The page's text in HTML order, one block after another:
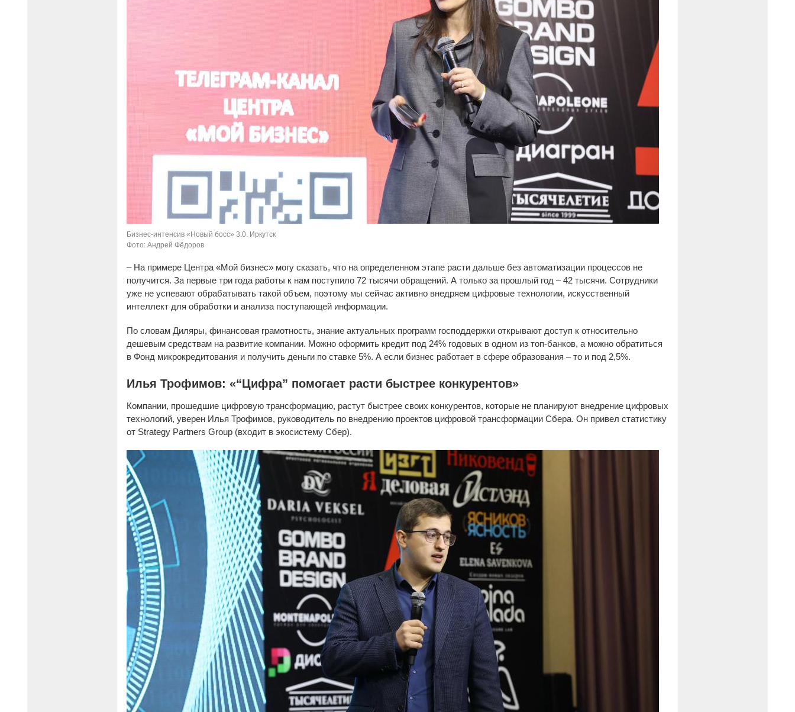
Бизнес-интенсив «Новый босс» 3.0. Иркутск
Фото: Андрей Фёдоров
– На примере Центра «Мой бизнес» могу сказать, что на определенном этапе расти дальше без автоматизации процессов не
получится. За первые три года работы к нам поступило 72 тысячи обращений. А только за прошлый год – 42 тысячи. Сотрудники
уже не успевают обрабатывать такой объем, поэтому мы сейчас активно внедряем цифровые технологии, искусственный
интеллект для обработки и анализа поступающей информации.
По словам Диляры, финансовая грамотность, знание актуальных программ господдержки открывают доступ к относительно
дешевым средствам на развитие компании. Можно оформить кредит под 24% годовых в одном из топ-банков, а можно обратиться
в Фонд микрокредитования и получить деньги по ставке 5%. А если бизнес работает в сфере образования – то и под 2,5%.
Илья Трофимов: «“Цифра” помогает расти быстрее конкурентов»
Компании, прошедшие цифровую трансформацию, растут быстрее своих конкурентов, которые не планируют внедрение цифровых
технологий, уверен Илья Трофимов, руководитель по внедрению проектов цифровой трансформации Сбера. Он привел статистику
от Strategy Partners Group (входит в экосистему Сбер).